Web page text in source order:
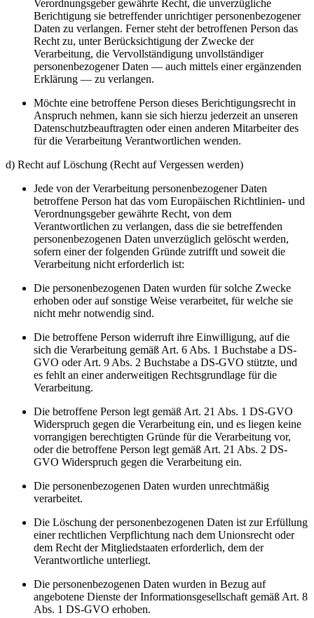
Verordnungsgeber gewährte Recht, die unverzügliche
Berichtigung sie betreffender unrichtiger personenbezogener
Daten zu verlangen. Ferner steht der betroffenen Person das
Recht zu, unter Berücksichtigung der Zwecke der
Verarbeitung, die Vervollständigung unvollständiger
personenbezogener Daten — auch mittels einer ergänzenden
Erklärung — zu verlangen.
Möchte eine betroffene Person dieses Berichtigungsrecht in
Anspruch nehmen, kann sie sich hierzu jederzeit an unseren
Datenschutzbeauftragten oder einen anderen Mitarbeiter des
für die Verarbeitung Verantwortlichen wenden.
d) Recht auf Löschung (Recht auf Vergessen werden)
Jede von der Verarbeitung personenbezogener Daten
betroffene Person hat das vom Europäischen Richtlinien- und
Verordnungsgeber gewährte Recht, von dem
Verantwortlichen zu verlangen, dass die sie betreffenden
personenbezogenen Daten unverzüglich gelöscht werden,
sofern einer der folgenden Gründe zutrifft und soweit die
Verarbeitung nicht erforderlich ist:
Die personenbezogenen Daten wurden für solche Zwecke
erhoben oder auf sonstige Weise verarbeitet, für welche sie
nicht mehr notwendig sind.
Die betroffene Person widerruft ihre Einwilligung, auf die
sich die Verarbeitung gemäß Art. 6 Abs. 1 Buchstabe a DS-
GVO oder Art. 9 Abs. 2 Buchstabe a DS-GVO stützte, und
es fehlt an einer anderweitigen Rechtsgrundlage für die
Verarbeitung.
Die betroffene Person legt gemäß Art. 21 Abs. 1 DS-GVO
Widerspruch gegen die Verarbeitung ein, und es liegen keine
vorrangigen berechtigten Gründe für die Verarbeitung vor,
oder die betroffene Person legt gemäß Art. 21 Abs. 2 DS-
GVO Widerspruch gegen die Verarbeitung ein.
Die personenbezogenen Daten wurden unrechtmäßig
verarbeitet.
Die Löschung der personenbezogenen Daten ist zur Erfüllung
einer rechtlichen Verpflichtung nach dem Unionsrecht oder
dem Recht der Mitgliedstaaten erforderlich, dem der
Verantwortliche unterliegt.
Die personenbezogenen Daten wurden in Bezug auf
angebotene Dienste der Informationsgesellschaft gemäß Art. 8
Abs. 1 DS-GVO erhoben.